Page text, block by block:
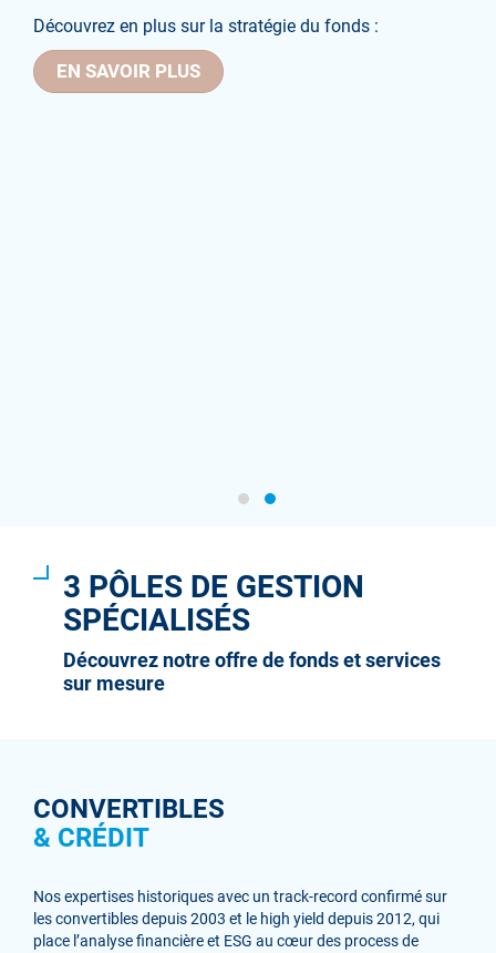
Découvrez en plus sur la stratégie du fonds :
EN SAVOIR PLUS
3 PÔLES DE GESTION
SPÉCIALISÉS
Découvrez notre offre de fonds et services
sur mesure
CONVERTIBLES
& CRÉDIT
Nos expertises historiques avec un track-record confirmé sur
les convertibles depuis 2003 et le high yield depuis 2012, qui
place l’analyse financière et ESG au cœur des process de